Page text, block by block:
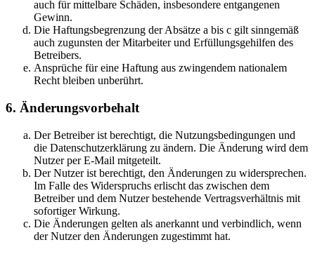
auch für mittelbare Schäden, insbesondere entgangenen
Gewinn.
Die Haftungsbegrenzung der Absätze a bis c gilt sinngemäß
auch zugunsten der Mitarbeiter und Erfüllungsgehilfen des
Betreibers.
Ansprüche für eine Haftung aus zwingendem nationalem
Recht bleiben unberührt.
6. Änderungsvorbehalt
Der Betreiber ist berechtigt, die Nutzungsbedingungen und
die Datenschutzerklärung zu ändern. Die Änderung wird dem
Nutzer per E-Mail mitgeteilt.
Der Nutzer ist berechtigt, den Änderungen zu widersprechen.
Im Falle des Widerspruchs erlischt das zwischen dem
Betreiber und dem Nutzer bestehende Vertragsverhältnis mit
sofortiger Wirkung.
Die Änderungen gelten als anerkannt und verbindlich, wenn
der Nutzer den Änderungen zugestimmt hat.